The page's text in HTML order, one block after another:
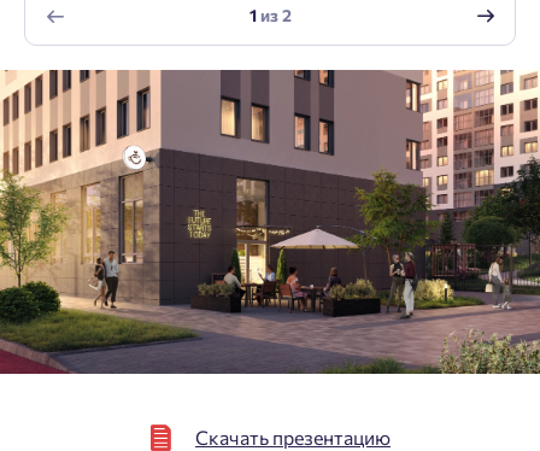
Согласен получать информационную рассылку
Отправить
Скачать презентацию
1из2
Нажимая кнопку «Отправить», вы даёте согласие на обработку
персональных данных.
Подтвердить
Отправить